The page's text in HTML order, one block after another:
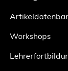
Workshops